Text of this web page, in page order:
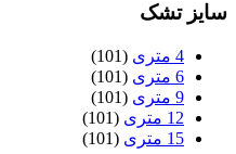
سایز تشک
4 متری
(101)
6 متری
(101)
9 متری
(101)
12 متری
(101)
15 متری
(101)